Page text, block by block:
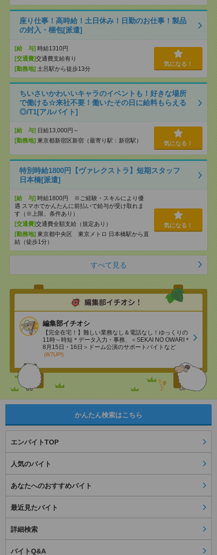
座り仕事！高時給！土日休み！日勤のお仕事！製品
の封入・梱包[派遣]
[給 与] 時給1310円
[交通費]交通費支給有り
[勤務地] 土呂駅から徒歩13分
気になる！
ちいさいかわいいキャラのイベントも！好きな場所
で働ける☆来社不要！働いたその日に給料もらえる
◎/T1[アルバイト]
[給 与] 日給13,000円～
[勤務地] 東京都新宿区新宿（最寄り駅：新宿駅） 気になる！
特別時給1800円【ヴァレクストラ】短期スタッフ
日本橋[派遣]
[給 与] 時給1800円 ※ご経験・スキルにより優
遇 スマホでかんたんに前払いで給与が受け取れま
す（※上限、条件あり）
[交通費]交通費全額支給（規定あり）
[勤務地] 東京都中央区 東京メトロ 日本橋駅から直
結（徒歩1分）
気になる！
すべて見る
編集部イチオシ
【完全在宅！】難しい業務なし＆電話なし！ゆっくりの
11時～時短＊データ入力・事務、＜SEKAI NO OWARI＊
8月15日・16日＞ドーム公演のサポートバイトなど
(8/7UP!)
かんたん検索はこちら
エンバイトTOP
人気のバイト
あなたへのおすすめバイト
最近見たバイト
詳細検索
バイトQ&A